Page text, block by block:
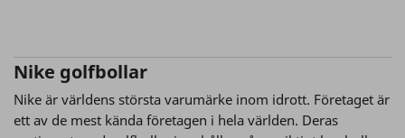
Nike golfbollar
Nike är världens största varumärke inom idrott. Företaget är
ett av de mest kända företagen i hela världen. Deras